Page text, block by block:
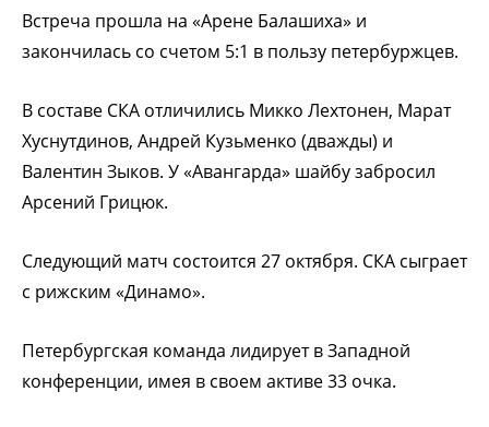
Встреча прошла на «Арене Балашиха» и
закончилась со счетом 5:1 в пользу петербуржцев.
В составе СКА отличились Микко Лехтонен, Марат
Хуснутдинов, Андрей Кузьменко (дважды) и
Валентин Зыков. У «Авангарда» шайбу забросил
Арсений Грицюк.
Следующий матч состоится 27 октября. СКА сыграет
с рижским «Динамо».
Петербургская команда лидирует в Западной
конференции, имея в своем активе 33 очка.